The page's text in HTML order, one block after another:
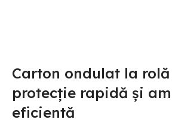
Carton ondulat la
protecție rapidă și
eficientă